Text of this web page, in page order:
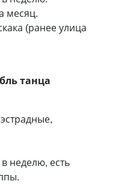
месяц.
(ранее улица
танца
неделю, есть